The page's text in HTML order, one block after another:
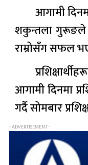
आगामी
शकुन्तला गुरूङले
राम्रोसँग सफल
आगामी दिनमा
गर्दै सोमबार
- ADVERTISEMENT -